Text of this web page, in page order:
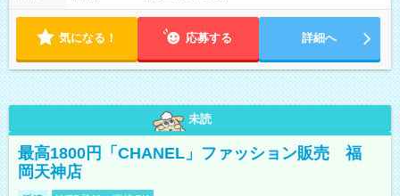
気になる！ 応募する 詳細へ
未読
最高1800円「CHANEL」ファッション販売 福
岡天神店